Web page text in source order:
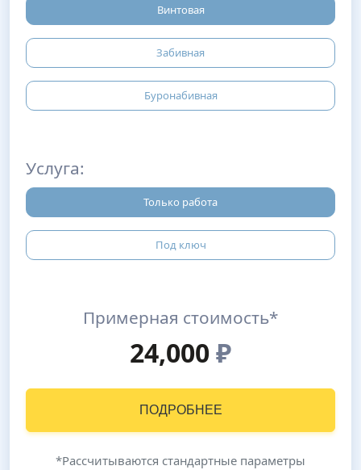
Винтовая
Забивная
Буронабивная
Услуга:
Только работа
Под ключ
Примерная стоимость*
24,000₽
ПОДРОБНЕЕ
*Рассчитываются стандартные параметры